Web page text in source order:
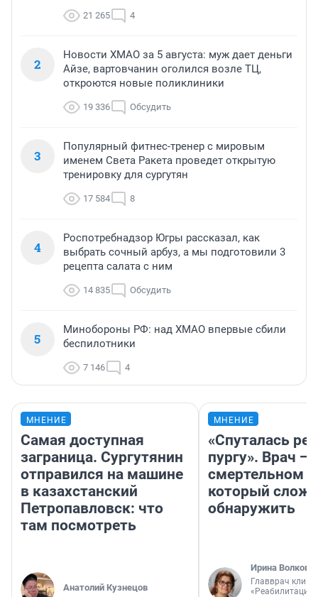
21 265 4
2
Новости ХМАО за 5 августа: муж дает деньги
Айзе, вартовчанин оголился возле ТЦ,
откроются новые поликлиники
19 336 Обсудить
3
Популярный фитнес-тренер с мировым
именем Света Ракета проведет открытую
тренировку для сургутян
17 584 8
4
Роспотребнадзор Югры рассказал, как
выбрать сочный арбуз, а мы подготовили 3
рецепта салата с ним
14 835 Обсудить
5
Минобороны РФ: над ХМАО впервые сбили
беспилотники
7 146 4
МНЕНИЕ
Самая доступная
заграница. Сургутянин
отправился на машине
в казахстанский
Петропавловск: что
там посмотреть
Анатолий Кузнецов
МНЕНИЕ
«Спуталась
пургу». Врач —
смертельном
который
обнаружить
Ирина Волкова
Главврач
«Реабилитация